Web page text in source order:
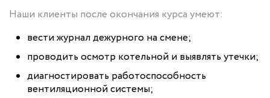
Наши клиенты после окончания курса умеют:
вести журнал дежурного на смене;
проводить осмотр котельной и выявлять утечки;
диагностировать работоспособность
вентиляционной системы;